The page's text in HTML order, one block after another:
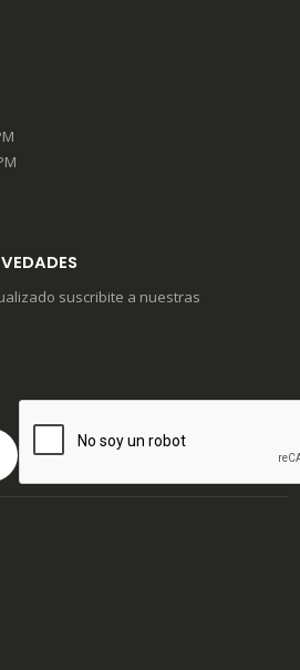
suscribite a nuestras